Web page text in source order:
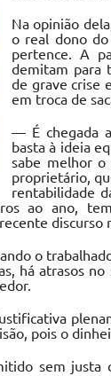
Na opinião
o real dono
pertence. A
demitam para
de grave crise
em troca de
— É chegada
basta à ideia
sabe melhor
proprietário,
rentabilidade
ao ano,
discurso
o
há atrasos
pois o
sem justa